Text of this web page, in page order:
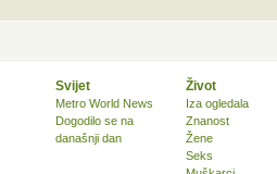
Svijet
Metro World News
Dogodilo se na
današnji dan
Život
Iza ogledala
Znanost
Žene
Seks